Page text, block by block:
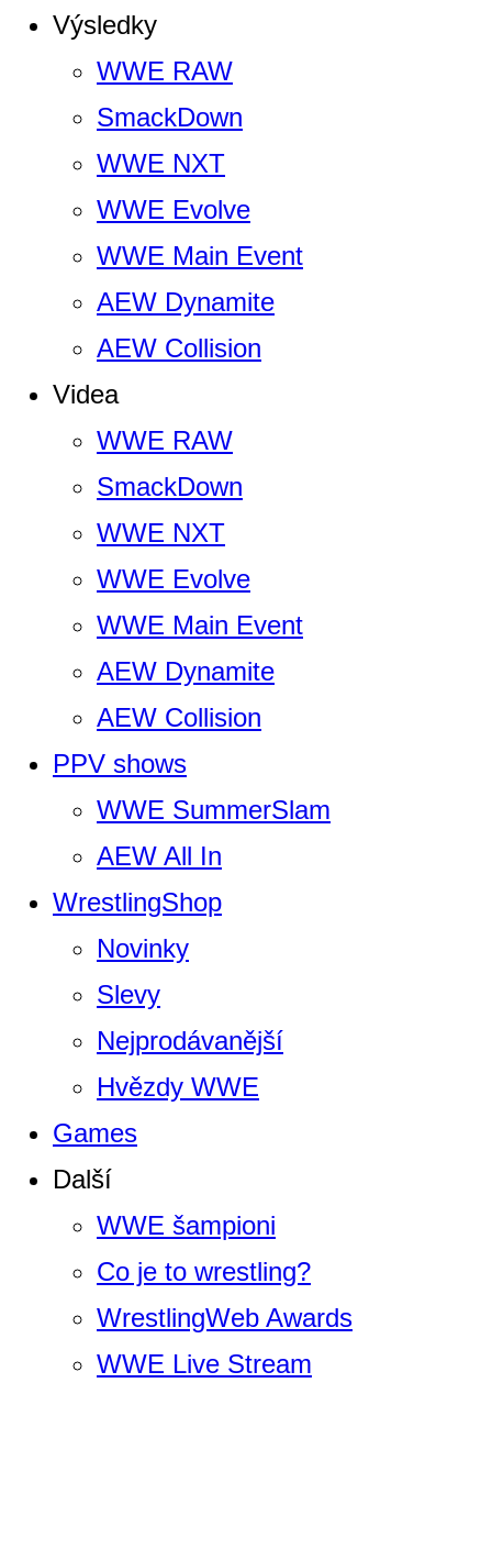
Výsledky
WWE RAW
SmackDown
WWE NXT
WWE Evolve
WWE Main Event
AEW Dynamite
AEW Collision
Videa
WWE RAW
SmackDown
WWE NXT
WWE Evolve
WWE Main Event
AEW Dynamite
AEW Collision
PPV shows
WWE SummerSlam
AEW All In
WrestlingShop
Novinky
Slevy
Nejprodávanější
Hvězdy WWE
Games
Další
WWE šampioni
Co je to wrestling?
WrestlingWeb Awards
WWE Live Stream